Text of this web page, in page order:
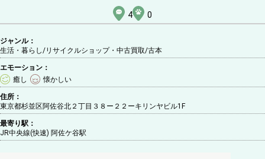
4 0
ジャンル：
生活・暮らし/リサイクルショップ・中古買取/古本
エモーション：
癒し
懐かしい
住所：
東京都杉並区阿佐谷北２丁目３８ー２２ーキリンヤビル1F
最寄り駅：
JR中央線(快速) 阿佐ケ谷駅